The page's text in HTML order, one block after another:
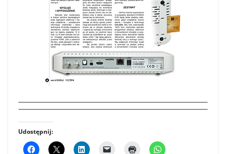
Udostępnij: